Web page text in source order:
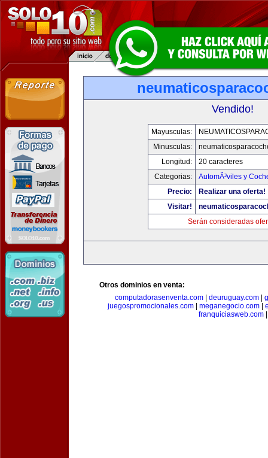
Vendido!
Mayusculas:
Minusculas:
Longitud:
20 caracteres
Categorias:
AutomÃ³viles y
Precio:
Realizar una oferta!
Visitar!
Serán consideradas
Otros dominios en venta:
computadorasenventa.com| deuruguay.com|
juegospromocionales.com
meganegocio.com
franquiciasweb.com|